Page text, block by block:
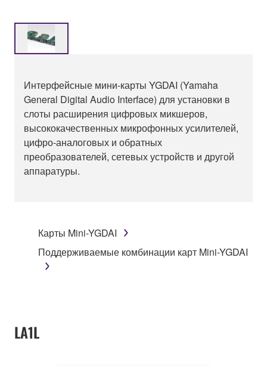
Интерфейсные мини-карты YGDAI (Yamaha
General Digital Audio Interface) для установки в
слоты расширения цифровых микшеров,
высококачественных микрофонных усилителей,
цифро-аналоговых и обратных
преобразователей, сетевых устройств и другой
аппаратуры.
Карты Mini-YGDAI
Поддерживаемые комбинации карт Mini-YGDAI
LA1L